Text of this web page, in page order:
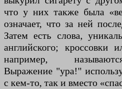
что у них также была
означает, что за ней
Затем есть слова,
английского; кроссовки
например,
Выражение "ура!"
с кем-то, так и вместо